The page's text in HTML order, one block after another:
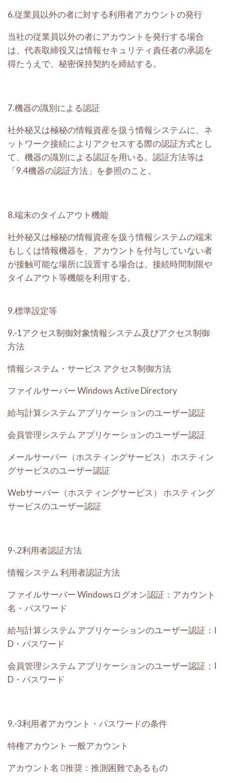
6.従業員以外の者に対する利用者アカウントの発行
当社の従業員以外の者にアカウントを発行する場合
は、代表取締役又は情報セキュリティ責任者の承認を
得たうえで、秘密保持契約を締結する。
7.機器の識別による認証
社外秘又は極秘の情報資産を扱う情報システムに、ネ
ットワーク接続によりアクセスする際の認証方式とし
て、機器の識別による認証を用いる。認証方法等は
「9.4機器の認証方法」を参照のこと。
8.端末のタイムアウト機能
社外秘又は極秘の情報資産を扱う情報システムの端末
もしくは情報機器を、アカウントを付与していない者
が接触可能な場所に設置する場合は、接続時間制限や
タイムアウト等機能を利用する。
9.標準設定等
9.-1アクセス制御対象情報システム及びアクセス制御
方法
情報システム・サービス アクセス制御方法
ファイルサーバーWindows Active Directory
給与計算システム アプリケーションのユーザー認証
会員管理システム アプリケーションのユーザー認証
メールサーバー（ホスティングサービス）
ホスティン
グサービスのユーザー認証
Webサーバー（ホスティングサービス）
ホスティング
サービスのユーザー認証
9-.2利用者認証方法
情報システム 利用者認証方法
ファイルサーバーWindowsログオン認証：アカウント
名・パスワード
給与計算システム アプリケーションのユーザー認証：I
D・パスワード
会員管理システム アプリケーションのユーザー認証：I
D・パスワード
9.-3利用者アカウント・パスワードの条件
特権アカウント 一般アカウント
アカウント名 推奨：推測困難であるもの